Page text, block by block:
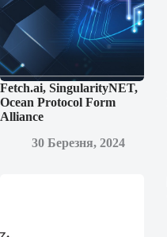
Fetch.ai, SingularityNET,
Ocean Protocol Form
Alliance
30 Березня, 2024